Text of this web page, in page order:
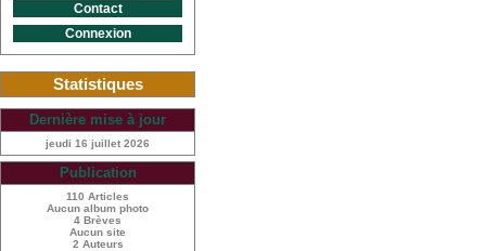
Contact
Connexion
Statistiques
Dernière mise à jour
jeudi 16 juillet 2026
Publication
110 Articles
Aucun album photo
4 Brèves
Aucun site
2 Auteurs